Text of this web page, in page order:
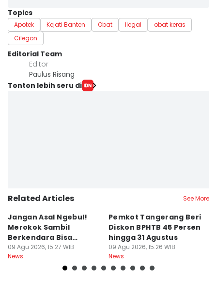
Topics
Apotek Kejati Banten Obat Ilegal
obat keras
Cilegon
Editorial Team
Editor
Paulus Risang
Tonton lebih seru di
Related Articles See More
Jangan Asal Ngebul!
Merokok Sambil
Berkendara Bisa
Didenda Rp750 Ribu
09 Agu 2026, 15:27 WIB
News
Pemkot Tangerang Beri
Diskon BPHTB 45 Persen
hingga 31 Agustus
09 Agu 2026, 15:26 WIB
News